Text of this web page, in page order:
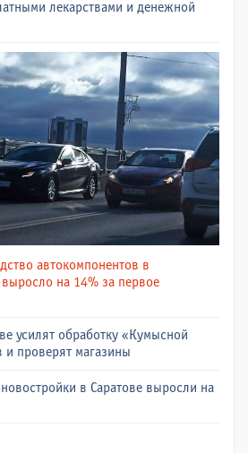
лекарствами и денежной
автокомпонентов в
выросло на 14% за первое
усилят обработку «Кумысной
проверят магазины
в Саратове выросли на